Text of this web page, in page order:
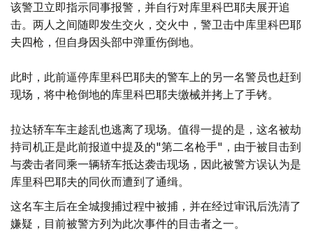
该警卫立即指示同事报警，并自行对库里科巴耶夫展开追
击。两人之间随即发生交火，交火中，警卫击中库里科巴耶
夫四枪，但自身因头部中弹重伤倒地。
此时，此前逼停库里科巴耶夫的警车上的另一名警员也赶到
现场，将中枪倒地的库里科巴耶夫缴械并拷上了手铐。
拉达轿车车主趁乱也逃离了现场。值得一提的是，这名被劫
持司机正是此前报道中提及的"第二名枪手"，由于被目击到
与袭击者同乘一辆轿车抵达袭击现场，因此被警方误认为是
库里科巴耶夫的同伙而遭到了通缉。
这名车主后在全城搜捕过程中被捕，并在经过审讯后洗清了
嫌疑，目前被警方列为此次事件的目击者之一。